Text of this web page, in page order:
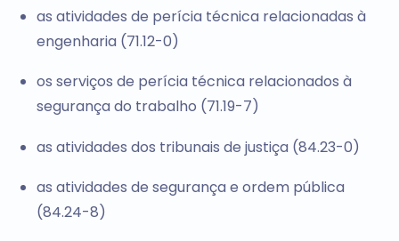
as atividades de perícia técnica relacionadas à
engenharia (71.12-0)
os serviços de perícia técnica relacionados à
segurança do trabalho (71.19-7)
as atividades dos tribunais de justiça (84.23-0)
as atividades de segurança e ordem pública
(84.24-8)